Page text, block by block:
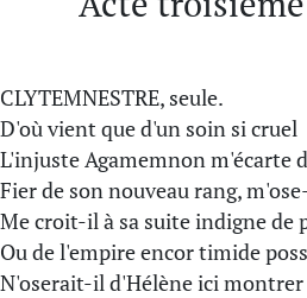
CLYTEMNESTRE, seule.
D'où vient que d'un soin si cruel
L'injuste Agamemnon m'écarte
Fier de son nouveau rang,
Me croit-il à sa suite indigne de
Ou de l'empire encor timide
N'oserait-il d'Hélène ici